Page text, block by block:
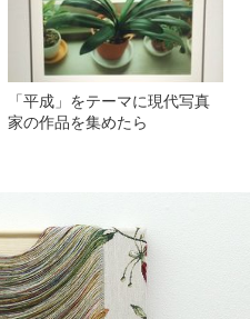
「平成」をテーマに現代写真
家の作品を集めたら